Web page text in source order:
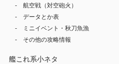
航空戦（対空砲火）
データとか表
ミニイベント・秋刀魚漁
その他の攻略情報
艦これ系小ネタ